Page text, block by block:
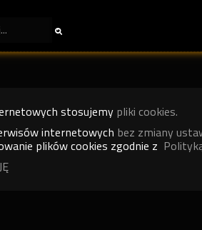
stosujemy pliki cookies.
internetowych bez zmiany
plików cookies zgodnie z